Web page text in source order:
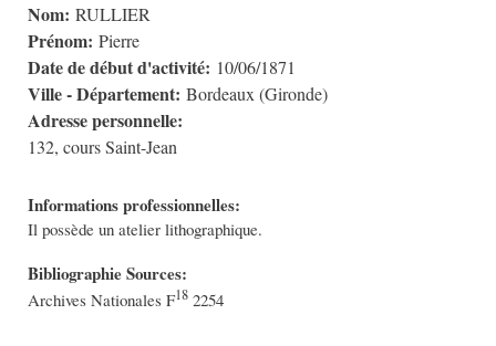
Nom: RULLIER
Prénom: Pierre
Date de début d'activité: 10/06/1871
Ville - Département: Bordeaux (Gironde)
Adresse personnelle:
132, cours Saint-Jean
Informations professionnelles:
Il possède un atelier lithographique.
Bibliographie Sources:
Archives Nationales F18 2254